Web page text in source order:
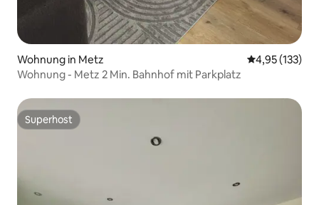
Wohnung in Metz
4,95 (133)
Wohnung - Metz 2 Min. Bahnhof mit Parkplatz
Superhost
Superhost